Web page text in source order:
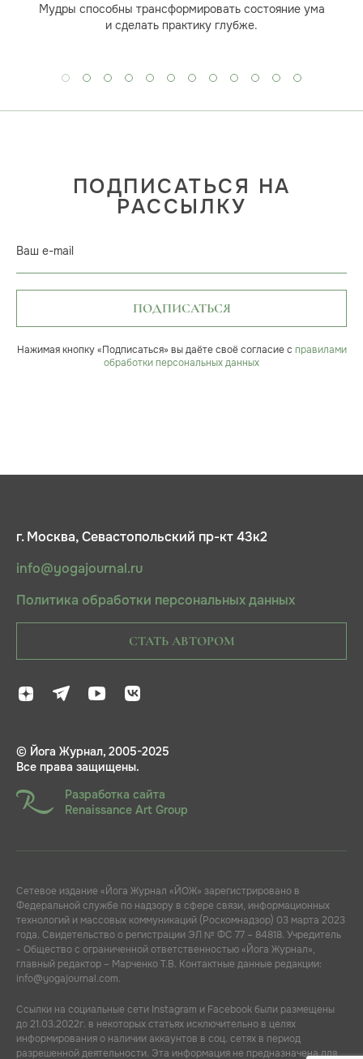
Мудры способны трансформировать состояние ума
и сделать практику глубже.
ПОДПИСАТЬСЯ НА
РАССЫЛКУ
Ваш e-mail
ПОДПИСАТЬСЯ
Нажимая кнопку «Подписаться» вы даёте своё согласие с правилами
обработки персональных данных
г. Москва, Севастопольский пр-кт 43к2
info@yogajournal.ru
Политика обработки персональных данных
СТАТЬ АВТОРОМ
© Йога Журнал, 2005-2025
Все права защищены.
Разработка сайта
Renaissance Art Group
Сетевое издание «Йога Журнал «ЙОЖ» зарегистрировано в
Федеральной службе по надзору в сфере связи, информационных
технологий и массовых коммуникаций (Роскомнадзор) 03 марта 2023
года. Свидетельство о регистрации ЭЛ № ФС 77 – 84818. Учредитель
- Общество с ограниченной ответственностью «Йога Журнал»,
главный редактор – Марченко Т.В. Контактные данные редакции:
info@yogajournal.com.
Ссылки на социальные сети Instagram и Facebook были размещены
до 21.03.2022г. в некоторых статьях исключительно в целях
информирования о наличии аккаунтов в соц. сетях в период
разрешенной деятельности. Эта информация не предназначена для